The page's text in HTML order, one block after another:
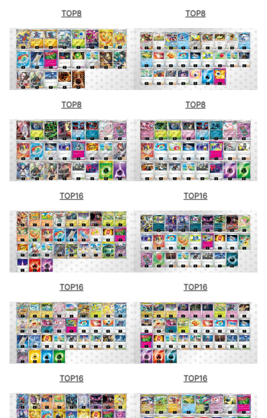
TOP8 TOP8
TOP8 TOP8
TOP16 TOP16
TOP16 TOP16
TOP16 TOP16